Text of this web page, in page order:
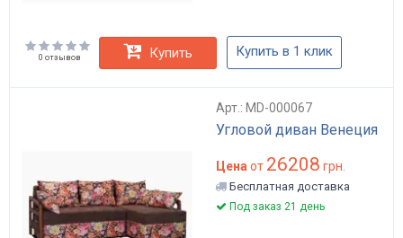
0 отзывов Купить Купить в 1 клик
Арт.: MD-000067
Угловой диван Венеция
Цена от 26208 грн.
Бесплатная доставка
Под заказ 21 день